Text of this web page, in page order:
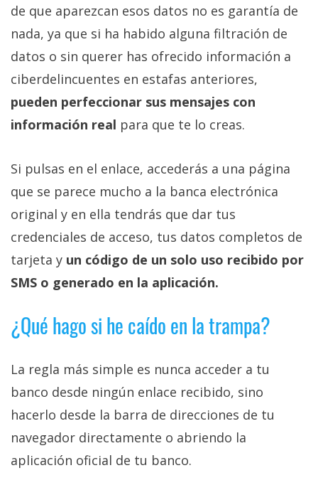
de que aparezcan esos datos no es garantía de
nada, ya que si ha habido alguna filtración de
datos o sin querer has ofrecido información a
ciberdelincuentes en estafas anteriores,
pueden perfeccionar sus mensajes con
información real para que te lo creas.
Si pulsas en el enlace, accederás a una página
que se parece mucho a la banca electrónica
original y en ella tendrás que dar tus
credenciales de acceso, tus datos completos de
tarjeta y un código de un solo uso recibido por
SMS o generado en la aplicación.
¿Qué hago si he caído en la trampa?
La regla más simple es nunca acceder a tu
banco desde ningún enlace recibido, sino
hacerlo desde la barra de direcciones de tu
navegador directamente o abriendo la
aplicación oficial de tu banco.